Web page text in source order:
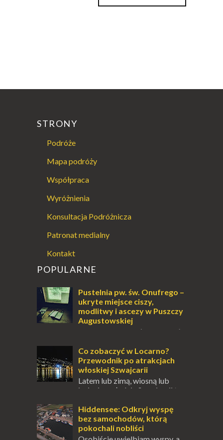
STRONY
Podróże
Mapa podróży
Współpraca
Wyróżnienia
Konsultacja Podróżnicza
Patronat medialny
Kontakt
POPULARNE
Pustelnia pw. św. Onufrego –
ukryte miejsce ciszy,
modlitwy i ascezy w Puszczy
Augustowskiej
Dla jednych to może wydawać
przetrwania lub romantycznym życiem. Dla
innych to nieustanne przebywanie z B...
Co zobaczyć w Locarno?
Przewodnik po atrakcjach
włoskiej Szwajcarii
Latem lub zimą, wiosną lub
jesienią, południe Szwajcarii to
odwiedzić. Moja zimowa podróż do
Locarno gwara...
Hiddensee: Odkryj wyspę
bez samochodów, którą
pokochali nobliści